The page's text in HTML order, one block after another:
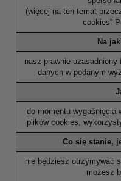
(więcej na ten temat
cookies”
Na
nasz prawnie
danych w podanym
do momentu wygaśnięcia
plików cookies,
Co się stanie,
nie będziesz otrzymywać
możesz